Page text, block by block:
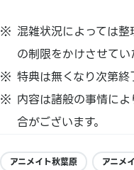
混雑状況によっては
の制限をかけさせてい
特典は無くなり次第終
内容は諸般の事情に
合がございます。
アニメイト秋葉原
アニメ